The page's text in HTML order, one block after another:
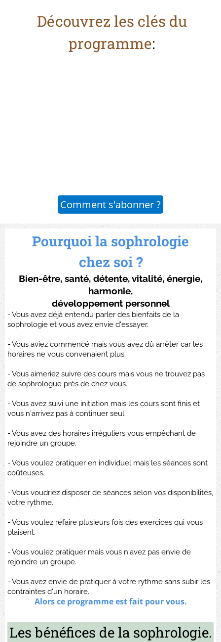
Découvrez les clés du
programme:
Comment s'abonner ?
Pourquoi la sophrologie
chez soi ?
Bien-être, santé, détente, vitalité, énergie,
harmonie,
développement personnel
- Vous avez déjà entendu parler des bienfaits de la
sophrologie et vous avez envie d'essayer.
- Vous aviez commencé mais vous avez dû arrêter car les
horaires ne vous convenaient plus.
- Vous aimeriez suivre des cours mais vous ne trouvez pas
de sophrologue près de chez vous.
- Vous avez suivi une initiation mais les cours sont finis et
vous n'arrivez pas à continuer seul.
- Vous avez des horaires irréguliers vous empêchant de
rejoindre un groupe.
- Vous voulez pratiquer en individuel mais les séances sont
coûteuses.
- Vous voudriez disposer de séances selon vos disponibilités,
votre rythme.
- Vous voulez refaire plusieurs fois des exercices qui vous
plaisent.
- Vous voulez pratiquer mais vous n'avez pas envie de
rejoindre un groupe.
- Vous avez envie de pratiquer à votre rythme sans subir les
contraintes d'un horaire.
Alors ce programme est fait pour vous.
Les bénéfices de la sophrologie.